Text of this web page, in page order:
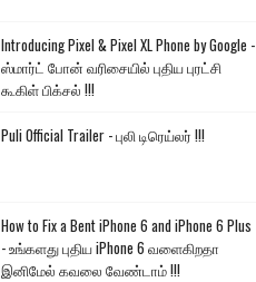
Introducing Pixel & Pixel XL Phone by Google -
ஸ்மார்ட் போன் வரிசையில் புதிய புரட்சி
கூகிள் பிக்சல் !!!
Puli Official Trailer - புலி டிரெய்லர் !!!
How to Fix a Bent iPhone 6 and iPhone 6 Plus
- உங்களது புதிய iPhone 6 வளைகிறதா
இனிமேல் கவலை வேண்டாம் !!!